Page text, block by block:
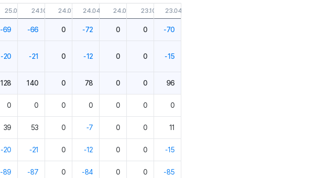
25.01.31 24.10.31 24.07.31 24.04.30 24.01.31 23.10.31 23.04.30
-69 -66 0 -72 0 0 -70
-20 -21 0 -12 0 0 -15
128 140 0 78 0 0 96
0 0 0 0 0 0 0
39 53 0 -7 0 0 11
-20 -21 0 -12 0 0 -15
-89 -87 0 -84 0 0 -85